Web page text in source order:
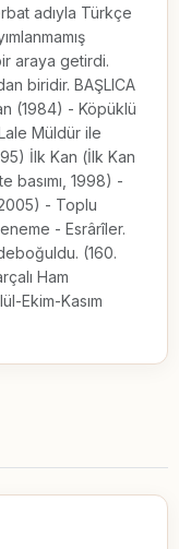
adıyla Türkçe
araya getirdi.
biridir. BAŞLICA
(1984) - Köpüklü
Müldür ile
İlk Kan (İlk Kan
basımı, 1998) -
- Toplu
- Esrârîler.
(160.
Ham
Ekim-Kasım